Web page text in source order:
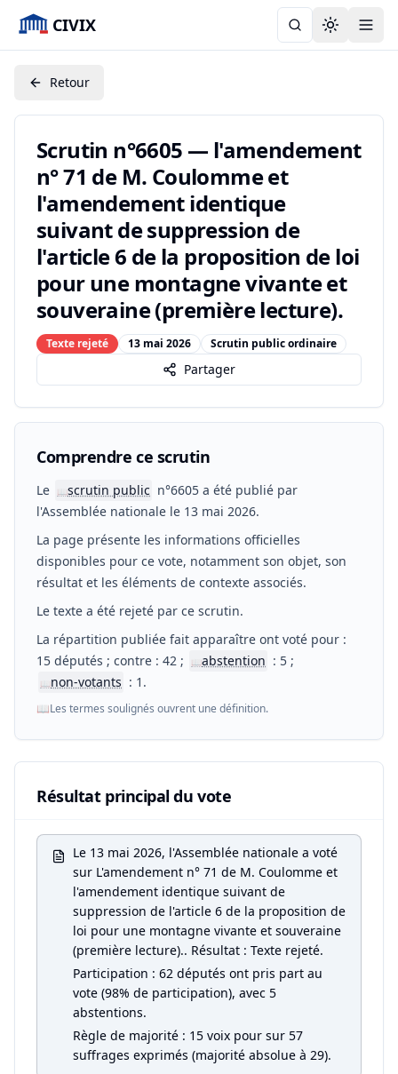
CIVIX Toggle
Retour
Scrutin n°6605 — l'amendement
n° 71 de M. Coulomme et
l'amendement identique
suivant de suppression de
l'article 6 de la proposition de loi
pour une montagne vivante et
souveraine (première lecture).
Texte rejeté 13 mai 2026 Scrutin public ordinaire
Partager
Comprendre ce scrutin
Le 📖scrutin public n°6605 a été publié par
l'Assemblée nationale le 13 mai 2026.
La page présente les informations officielles
disponibles pour ce vote, notamment son objet, son
résultat et les éléments de contexte associés.
Le texte a été rejeté par ce scrutin.
La répartition publiée fait apparaître ont voté pour :
15 députés ; contre : 42 ;
📖abstention : 5 ;
📖non-votants : 1.
📖Les termes soulignés ouvrent une définition.
Résultat principal du vote
Le 13 mai 2026, l'Assemblée nationale a voté
sur L'amendement n° 71 de M. Coulomme et
l'amendement identique suivant de
suppression de l'article 6 de la proposition de
loi pour une montagne vivante et souveraine
(première lecture).. Résultat : Texte rejeté.
Participation : 62 députés ont pris part au
vote (98% de participation), avec 5
abstentions.
Règle de majorité : 15 voix pour sur 57
suffrages exprimés (majorité absolue à 29).